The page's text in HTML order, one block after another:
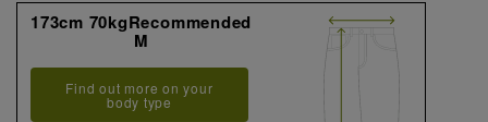
173cm 70kgRecommended
M
Find out more on your
body type